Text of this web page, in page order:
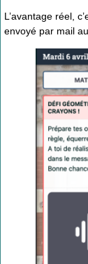
L’avantage réel,
envoyé par mail